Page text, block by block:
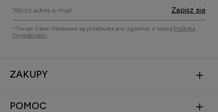
Zapisz się
*Twoje Dane Osobowe są przetwarzane zgodnie z naszą Polityką
Prywatności.
ZAKUPY
POMOC